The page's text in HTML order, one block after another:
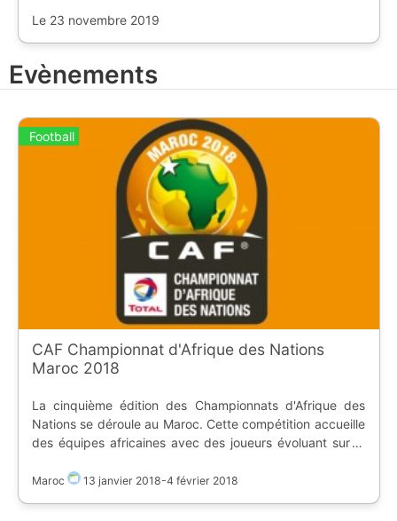
Le 23 novembre 2019
Evènements
Football
CAF Championnat d'Afrique des Nations
Maroc 2018
La cinquième édition des Championnats d'Afrique des
Nations se déroule au Maroc. Cette compétition accueille
des équipes africaines avec des joueurs évoluant sur le
champion en titre, le République Démocratique du
Maroc 13 janvier 2018-4 février 2018